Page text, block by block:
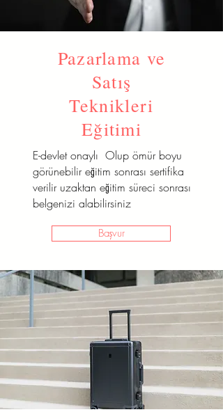
Pazarlama ve
Satış
Teknikleri
Eğitimi
E-devlet onaylı Olup ömür boyu
görünebilir eğitim sonrası sertifika
verilir uzaktan eğitim süreci sonrası
belgenizi alabilirsiniz
Başvur